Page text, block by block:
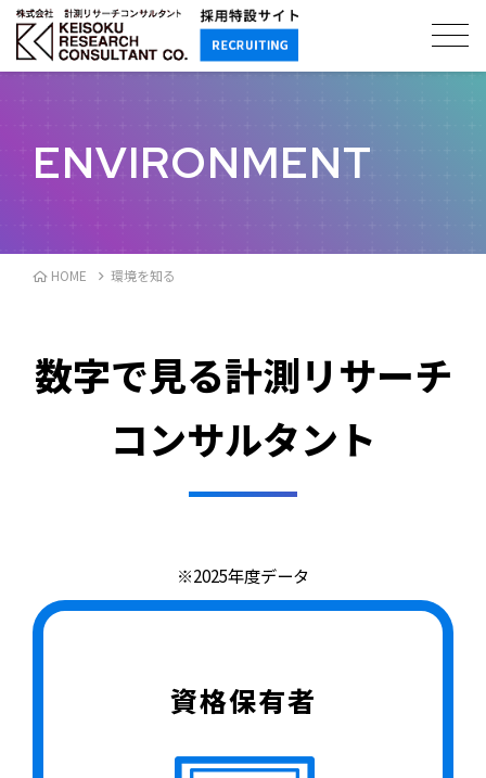
ENVIRONMENT
HOME 環境を知る
数字で見る計測リサーチ
コンサルタント
※2025年度データ
資格保有者